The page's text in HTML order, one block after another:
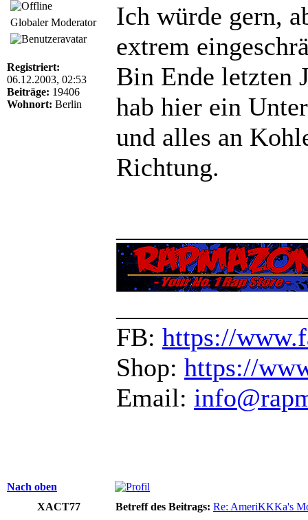
Globaler Moderator
Registriert:
06.12.2003, 02:53
Beiträge: 19406
Wohnort: Berlin
Ich würde gern,
extrem
Bin Ende letzten
hab hier ein
und alles an
Richtung.
FB: https://
Shop: https://
Email:
Nach oben
XACT77
Betreff des Beitrags: Re: AmeriKKKa's